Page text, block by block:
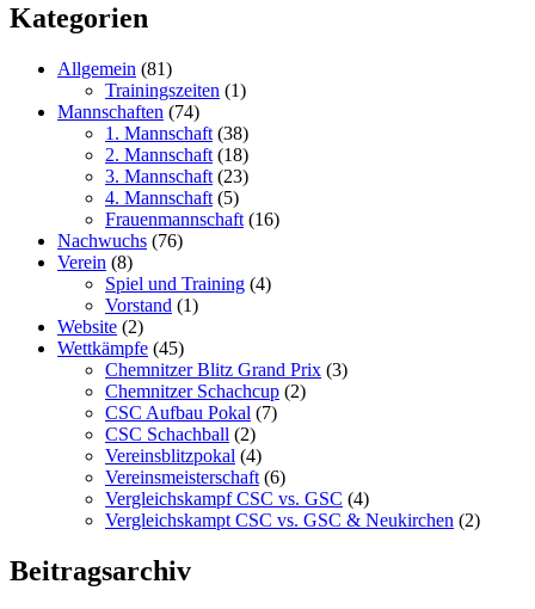
Kategorien
Allgemein (81)
Trainingszeiten (1)
Mannschaften (74)
1. Mannschaft (38)
2. Mannschaft (18)
3. Mannschaft (23)
4. Mannschaft (5)
Frauenmannschaft (16)
Nachwuchs (76)
Verein (8)
Spiel und Training (4)
Vorstand (1)
Website (2)
Wettkämpfe (45)
Chemnitzer Blitz Grand Prix (3)
Chemnitzer Schachcup (2)
CSC Aufbau Pokal (7)
CSC Schachball (2)
Vereinsblitzpokal (4)
Vereinsmeisterschaft (6)
Vergleichskampf CSC vs. GSC (4)
Vergleichskampt CSC vs. GSC & Neukirchen (2)
Beitragsarchiv